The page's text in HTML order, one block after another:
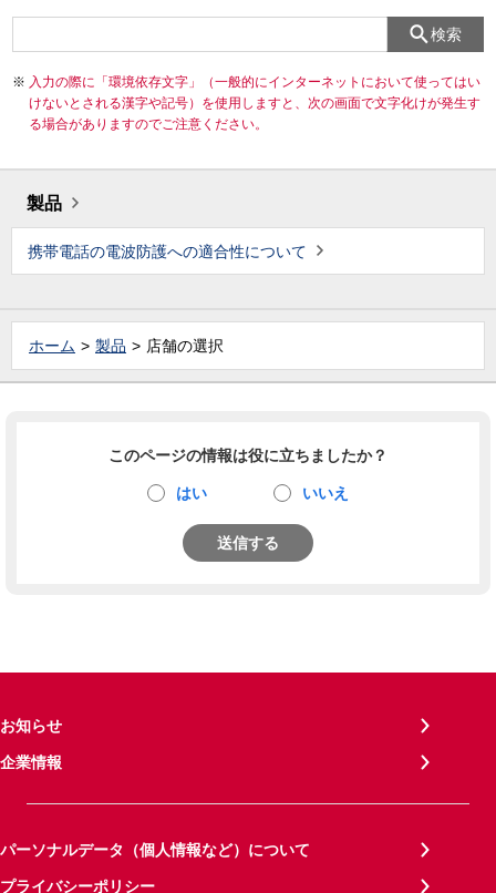
検索
入力の際に「環境依存文字」（一般的にインターネットにおいて使ってはい
けないとされる漢字や記号）を使用しますと、次の画面で文字化けが発生す
る場合がありますのでご注意ください。
製品
携帯電話の電波防護への適合性について
ホーム 製品 店舗の選択
このページの情報は役に立ちましたか？
はい いいえ
送信する
お知らせ
企業情報
パーソナルデータ（個人情報など）について
プライバシーポリシー